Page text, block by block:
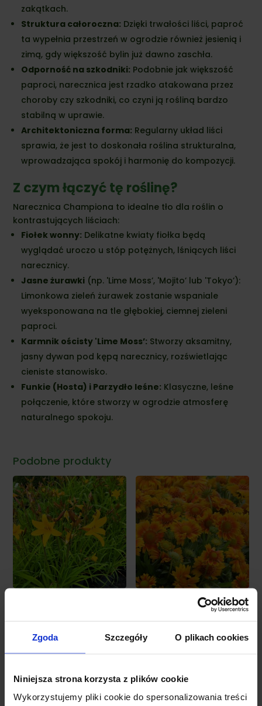
Zgoda Szczegóły O plikach cookies
Niniejsza strona korzysta z plików cookie
Wykorzystujemy pliki cookie do spersonalizowania treści
zakątkach.
Struktura całoroczna: Dzięki trwałości liści, paproć
ta wypełnia przestrzeń w ogrodzie również jesienią i
zimą, gdy większość bylin już dawno zaschła.
Odporność na szkodniki: Podobnie jak większość
paproci, narecznica jest rzadko atakowana przez
choroby czy szkodniki, co czyni ją rośliną bardzo
stabilną w uprawie.
Architektoniczna forma: Regularny układ liści
sprawia, że jest to doskonała roślina strukturalna,
wprowadzająca spokój i harmonię do kompozycji.
Z czym łączyć tę roślinę?
Narecznica Championa to idealne tło dla roślin o
kontrastujących liściach:
Fiołek wonny: Delikatne kwiaty fiołka będą
wyglądać uroczo u stóp potężnych, lśniących liści
narecznicy.
Jasne żurawki (np. 'Lime Moss’, 'Mojito’ lub 'Tokyo’):
Limonkowa zieleń żurawek zostanie wspaniale
wyeksponowana na tle głębokiej, ciemnej zieleni
paproci.
Karmnik ościsty 'Lime Moss’: Stworzy aksamitny,
jasny dywan pod kępą narecznicy, rozświetlając
cieniste stanowisko.
Funkie (Hosta) i Parzydło leśne: Klasyczne, leśne
połączenie, które stworzy w ogrodzie atmosferę
naturalnego spokoju.
Podobne produkty
15,00 zł
Dostępny
Gailardia oścista 'Mesa™
12,00zł